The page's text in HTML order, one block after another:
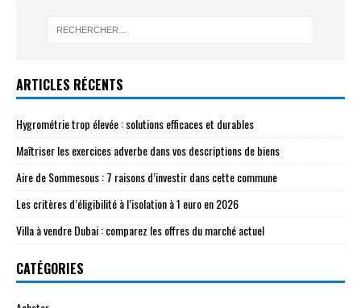
ARTICLES RÉCENTS
Hygrométrie trop élevée : solutions efficaces et durables
Maîtriser les exercices adverbe dans vos descriptions de biens
Aire de Sommesous : 7 raisons d’investir dans cette commune
Les critères d’éligibilité à l’isolation à 1 euro en 2026
Villa à vendre Dubai : comparez les offres du marché actuel
CATÉGORIES